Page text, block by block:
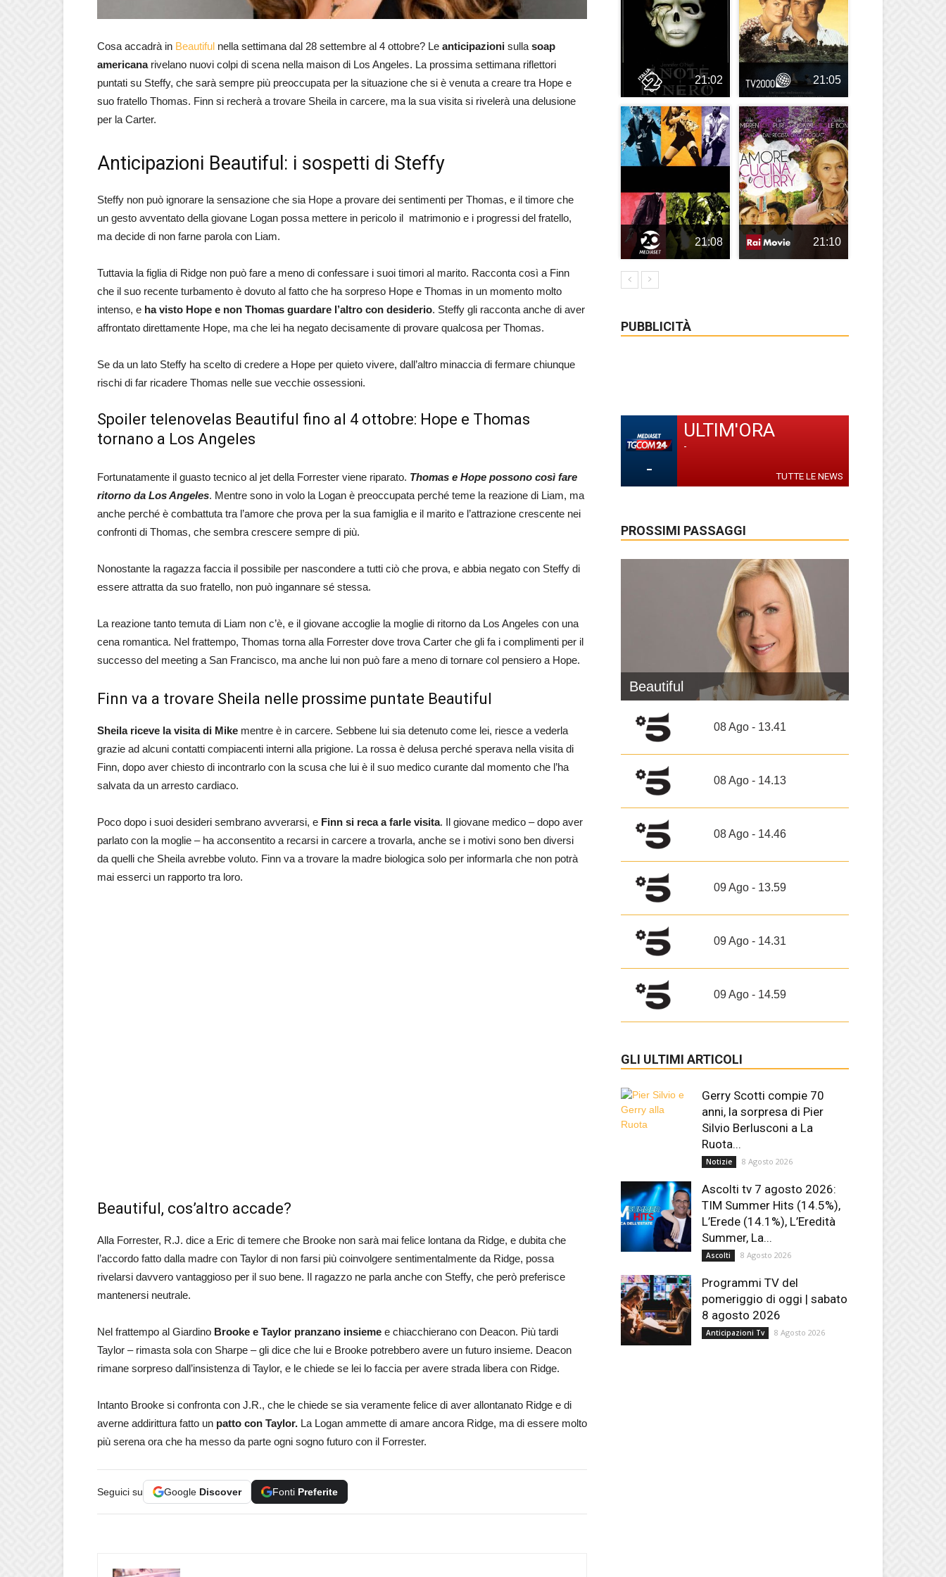
Cosa accadrà in Beautiful nella settimana dal 28 settembre al 4 ottobre? Le anticipazioni sulla soap
americanarivelano nuovi colpi di scena nella maison di Los Angeles. La prossima settimana riflettori
puntati su Steffy, che sarà sempre più preoccupata per la situazione che si è venuta a creare tra Hope e
suo fratello Thomas. Finn si recherà a trovare Sheila in carcere, ma la sua visita si rivelerà una delusione
per la Carter.
Anticipazioni Beautiful: i sospetti di Steffy
Steffy non può ignorare la sensazione che sia Hope a provare dei sentimenti per Thomas, e il timore che
un gesto avventato della giovane Logan possa mettere in pericolo il matrimonio e i progressi del fratello,
ma decide di non farne parola con Liam.
Tuttavia la figlia di Ridge non può fare a meno di confessare i suoi timori al marito. Racconta così a Finn
che il suo recente turbamento è dovuto al fatto che ha sorpreso Hope e Thomas in un momento molto
intenso, e ha visto Hope e non Thomas guardare l’altro con desiderio. Steffy gli racconta anche di aver
affrontato direttamente Hope, ma che lei ha negato decisamente di provare qualcosa per Thomas.
Se da un lato Steffy ha scelto di credere a Hope per quieto vivere, dall’altro minaccia di fermare chiunque
rischi di far ricadere Thomas nelle sue vecchie ossessioni.
Spoiler telenovelas Beautiful fino al 4 ottobre: Hope e Thomas
tornano a Los Angeles
Fortunatamente il guasto tecnico al jet della Forrester viene riparato. Thomas e Hope possono così fare
ritorno da Los Angeles. Mentre sono in volo la Logan è preoccupata perché teme la reazione di Liam, ma
anche perché è combattuta tra l’amore che prova per la sua famiglia e il marito e l’attrazione crescente nei
confronti di Thomas, che sembra crescere sempre di più.
Nonostante la ragazza faccia il possibile per nascondere a tutti ciò che prova, e abbia negato con Steffy di
essere attratta da suo fratello, non può ingannare sé stessa.
La reazione tanto temuta di Liam non c’è, e il giovane accoglie la moglie di ritorno da Los Angeles con una
cena romantica. Nel frattempo, Thomas torna alla Forrester dove trova Carter che gli fa i complimenti per il
successo del meeting a San Francisco, ma anche lui non può fare a meno di tornare col pensiero a Hope.
Finn va a trovare Sheila nelle prossime puntate Beautiful
Sheila riceve la visita di Mike mentre è in carcere. Sebbene lui sia detenuto come lei, riesce a vederla
grazie ad alcuni contatti compiacenti interni alla prigione. La rossa è delusa perché sperava nella visita di
Finn, dopo aver chiesto di incontrarlo con la scusa che lui è il suo medico curante dal momento che l’ha
salvata da un arresto cardiaco.
Poco dopo i suoi desideri sembrano avverarsi, e Finn si reca a farle visita. Il giovane medico – dopo aver
parlato con la moglie – ha acconsentito a recarsi in carcere a trovarla, anche se i motivi sono ben diversi
da quelli che Sheila avrebbe voluto. Finn va a trovare la madre biologica solo per informarla che non potrà
mai esserci un rapporto tra loro.
Beautiful, cos’altro accade?
Alla Forrester, R.J. dice a Eric di temere che Brooke non sarà mai felice lontana da Ridge, e dubita che
l’accordo fatto dalla madre con Taylor di non farsi più coinvolgere sentimentalmente da Ridge, possa
rivelarsi davvero vantaggioso per il suo bene. Il ragazzo ne parla anche con Steffy, che però preferisce
mantenersi neutrale.
Nel frattempo al Giardino Brooke e Taylor pranzano insieme e chiacchierano con Deacon. Più tardi
Taylor – rimasta sola con Sharpe – gli dice che lui e Brooke potrebbero avere un futuro insieme. Deacon
rimane sorpreso dall’insistenza di Taylor, e le chiede se lei lo faccia per avere strada libera con Ridge.
Intanto Brooke si confronta con J.R., che le chiede se sia veramente felice di aver allontanato Ridge e di
averne addirittura fatto un patto con Taylor. La Logan ammette di amare ancora Ridge, ma di essere molto
più serena ora che ha messo da parte ogni sogno futuro con il Forrester.
Seguici su Google Discover Fonti Preferite
21:02 21:05
21:08 21:10
PUBBLICITÀ
-
ULTIM'ORA
-
TUTTE LE NEWS
PROSSIMI PASSAGGI
Beautiful
08 Ago - 13.41
08 Ago - 14.13
08 Ago - 14.46
09 Ago - 13.59
09 Ago - 14.31
09 Ago - 14.59
GLI ULTIMI ARTICOLI
Gerry Scotti compie 70
anni, la sorpresa di Pier
Silvio Berlusconi a La
Ruota...
Notizie 8 Agosto 2026
Ascolti tv 7 agosto 2026:
TIM Summer Hits (14.5%),
L’Erede (14.1%), L’Eredità
Summer, La...
Ascolti 8 Agosto 2026
Programmi TV del
pomeriggio di oggi | sabato
8 agosto 2026
Anticipazioni Tv 8 Agosto 2026